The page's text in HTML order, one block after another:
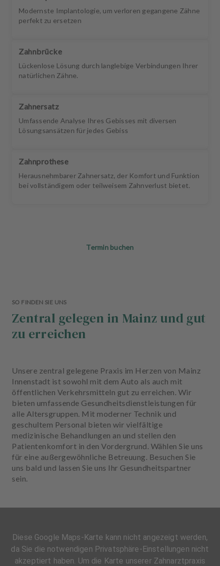
Modernste Implantologie, um verloren gegangene Zähne
perfekt zu ersetzen
Zahnbrücke
Lückenlose Lösung durch langlebige Verbindungen Ihrer
natürlichen Zähne.
Zahnersatz
Umfassende Analyse Ihres Gebisses mit diversen
Lösungsansätzen für jedes Gebiss
Zahnprothese
Herausnehmbarer Zahnersatz, der Komfort und Funktion
bei vollständigem oder teilweisem Zahnverlust bietet.
Termin buchen
SO FINDEN SIE UNS
Zentral gelegen in Mainz und gut
zu erreichen
Unsere zentral gelegene Praxis im Herzen von Mainz
Innenstadt ist sowohl mit dem Auto als auch mit
öffentlichen Verkehrsmitteln gut zu erreichen. Wir
bieten umfassende Gesundheitsdienstleistungen für
alle Altersgruppen. Mit moderner Technik und
geschultem Personal bieten wir vielfältige
medizinische Behandlungen an und stellen den
Patientenkomfort in den Vordergrund. Wählen Sie uns
für eine außergewöhnliche Betreuung. Besuchen Sie
uns bald und lassen Sie uns Ihr Gesundheitspartner
sein.
Diese Google Maps-Karte kann nicht angezeigt werden,
da Sie die notwendigen Privatsphäre-Einstellungen nicht
akzeptiert haben. Um die Karte unserer Zahnarztpraxis